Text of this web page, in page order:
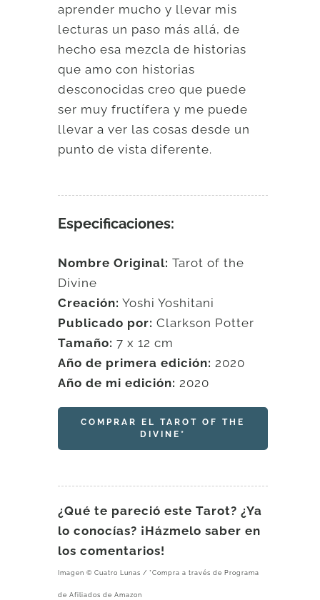
aprender mucho y llevar mis
lecturas un paso más allá, de
hecho esa mezcla de historias
que amo con historias
desconocidas creo que puede
ser muy fructífera y me puede
llevar a ver las cosas desde un
punto de vista diferente.
Especificaciones:
Nombre Original: Tarot of the
Divine
Creación: Yoshi Yoshitani
Publicado por: Clarkson Potter
Tamaño: 7 x 12 cm
Año de primera edición: 2020
Año de mi edición: 2020
COMPRAR EL TAROT OF THE
DIVINE*
¿Qué te pareció este Tarot? ¿Ya
lo conocías? ¡Házmelo saber en
los comentarios!
Imagen © Cuatro Lunas / *Compra a través de Programa
de Afiliados de Amazon